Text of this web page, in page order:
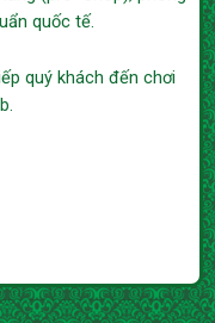
quốc tế.
quý khách đến chơi